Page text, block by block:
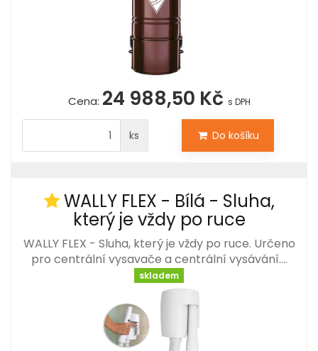
Cena: 24 988,50 Kč s DPH
ks Do košíku
WALLY FLEX - Bílá - Sluha,
který je vždy po ruce
WALLY FLEX - Sluha, který je vždy po ruce. Určeno
pro centrální vysavače a centrální vysávání.…
skladem